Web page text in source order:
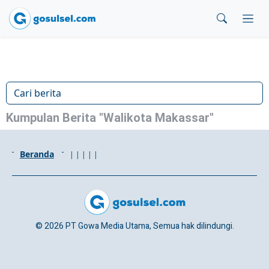
Kumpulan Berita "Walikota Makassar"
Beranda | | | | |
© 2026 PT Gowa Media Utama, Semua hak dilindungi.